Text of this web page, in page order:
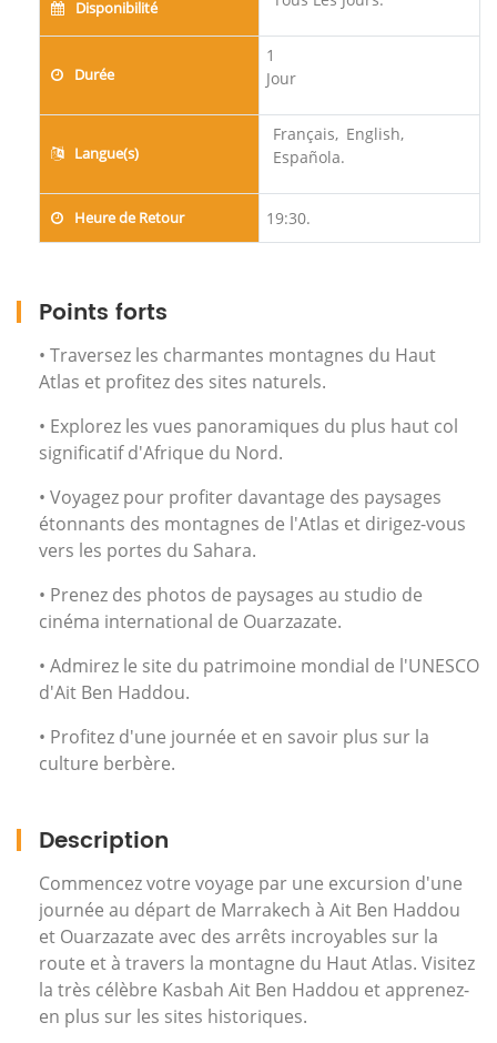
Disponibilité
Durée
1
Jour
Langue(s)
Français, English,
Española.
Heure de Retour 19:30.
Points forts
• Traversez les charmantes montagnes du Haut
Atlas et profitez des sites naturels.
• Explorez les vues panoramiques du plus haut col
significatif d'Afrique du Nord.
• Voyagez pour profiter davantage des paysages
étonnants des montagnes de l'Atlas et dirigez-vous
vers les portes du Sahara.
• Prenez des photos de paysages au studio de
cinéma international de Ouarzazate.
• Admirez le site du patrimoine mondial de l'UNESCO
d'Ait Ben Haddou.
• Profitez d'une journée et en savoir plus sur la
culture berbère.
Description
Commencez votre voyage par une excursion d'une
journée au départ de Marrakech à Ait Ben Haddou
et Ouarzazate avec des arrêts incroyables sur la
route et à travers la montagne du Haut Atlas. Visitez
la très célèbre Kasbah Ait Ben Haddou et apprenez-
en plus sur les sites historiques.